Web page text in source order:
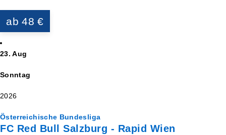
ab 48 €
23. Aug
Sonntag
2026
Österreichische Bundesliga
FC Red Bull Salzburg - Rapid Wien